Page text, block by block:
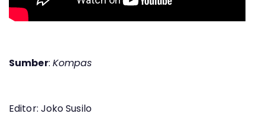
Sumber: Kompas
Editor: Joko Susilo